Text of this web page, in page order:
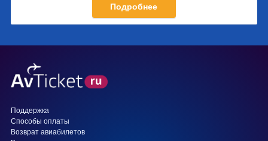
Подробнее
Поддержка
Способы оплаты
Возврат авиабилетов